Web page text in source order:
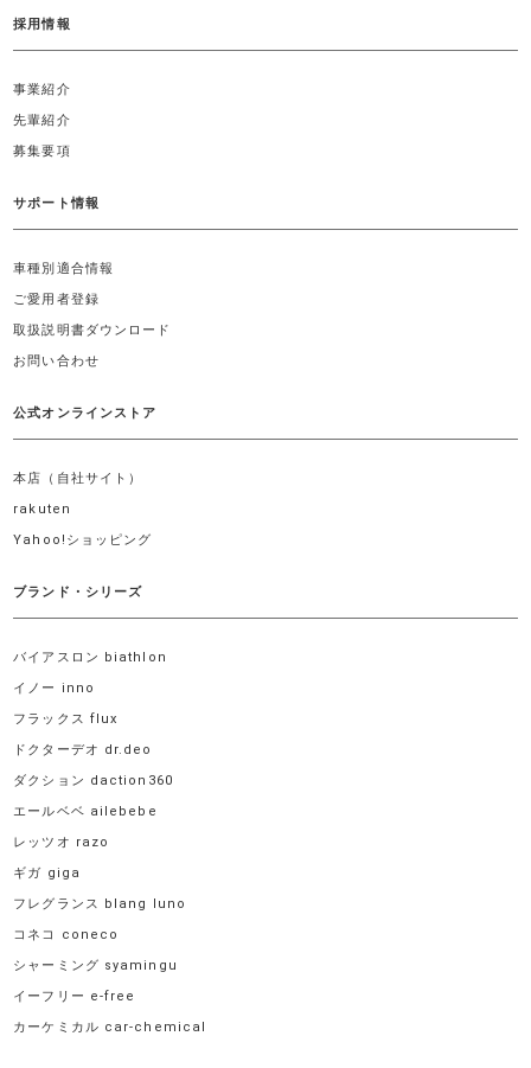
採用情報
事業紹介
先輩紹介
募集要項
サポート情報
車種別適合情報
ご愛用者登録
取扱説明書ダウンロード
お問い合わせ
公式オンラインストア
本店（自社サイト）
rakuten
Yahoo!ショッピング
ブランド・シリーズ
バイアスロン biathlon
イノー inno
フラックス flux
ドクターデオ dr.deo
ダクション daction360
エールベベ ailebebe
レッツオ razo
ギガ giga
フレグランス blang luno
コネコ coneco
シャーミング syamingu
イーフリー e-free
カーケミカル car-chemical